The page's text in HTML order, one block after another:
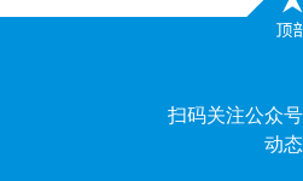
扫码关注公众
动态